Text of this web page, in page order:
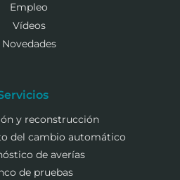
Empleo
Vídeos
Novedades
y reconstrucción
del cambio automático
de averías
de pruebas